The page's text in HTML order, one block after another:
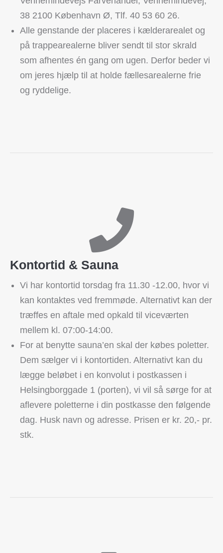
38 2100 København Ø, Tlf. 40 53 60 26.
Alle genstande der placeres i kælderarealet og
på trappearealerne bliver sendt til stor skrald
som afhentes én gang om ugen. Derfor beder vi
om jeres hjælp til at holde fællesarealerne frie
og ryddelige.
Kontortid & Sauna
Vi har kontortid torsdag fra 11.30 -12.00, hvor vi
kan kontaktes ved fremmøde. Alternativt kan der
træffes en aftale med opkald til viceværten
mellem kl. 07:00-14:00.
For at benytte sauna’en skal der købes poletter.
Dem sælger vi i kontortiden. Alternativt kan du
lægge beløbet i en konvolut i postkassen i
Helsingborggade 1 (porten), vi vil så sørge for at
aflevere poletterne i din postkasse den følgende
dag. Husk navn og adresse. Prisen er kr. 20,- pr.
stk.